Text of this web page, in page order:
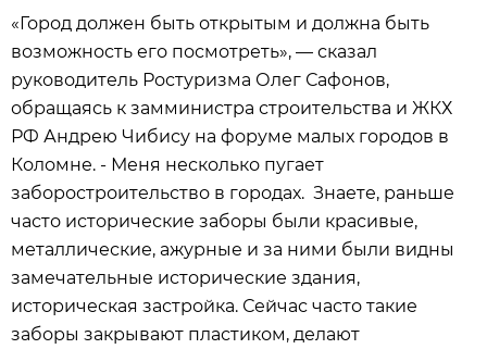
«Город должен быть открытым и должна быть
возможность его посмотреть», — сказал
руководитель Ростуризма Олег Сафонов,
обращаясь к замминистра строительства и ЖКХ
РФ Андрею Чибису на форуме малых городов в
Коломне. - Меня несколько пугает
заборостроительство в городах. Знаете, раньше
часто исторические заборы были красивые,
металлические, ажурные и за ними были видны
замечательные исторические здания,
историческая застройка. Сейчас часто такие
заборы закрывают пластиком, делают